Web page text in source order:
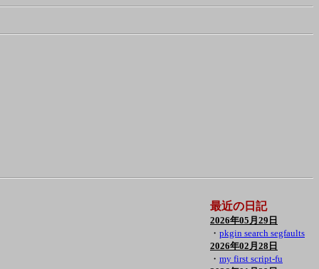
最近の日記
2026年05月29日
・ pkgin search segfaults
2026年02月28日
・ my first script-fu